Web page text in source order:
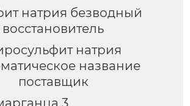
натрия безводный
восстановитель
натрия
название
поставщик
3